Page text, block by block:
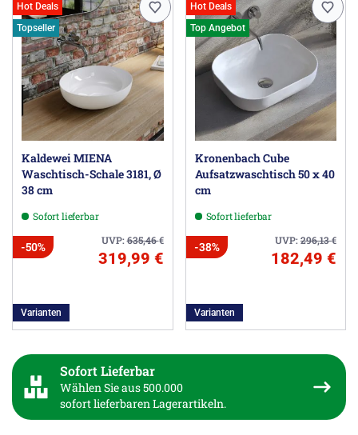
Hot Deals
Topseller
Kaldewei MIENA
Waschtisch-Schale 3181, Ø
38 cm
Sofort lieferbar
UVP:635,46€
-50%
319,99 €
Varianten
Hot Deals
Top Angebot
Kronenbach Cube
Aufsatzwaschtisch 50 x 40
cm
Sofort lieferbar
UVP:296,13€
-38%
182,49 €
Varianten
Sofort Lieferbar
Wählen Sie aus 500.000
sofort lieferbaren Lagerartikeln.